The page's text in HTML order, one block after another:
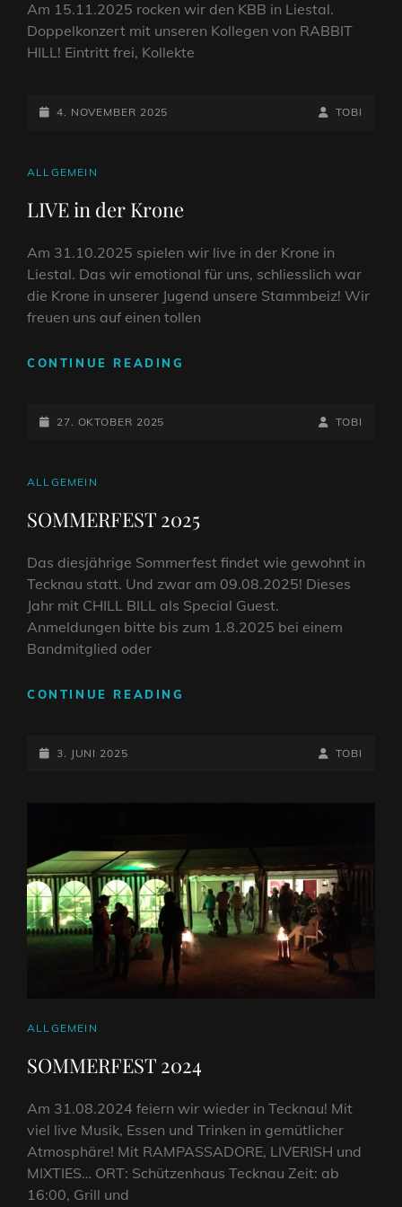
Am 15.11.2025 rocken wir den KBB in Liestal.
Doppelkonzert mit unseren Kollegen von RABBIT
HILL! Eintritt frei, Kollekte
POSTED-
4. NOVEMBER 2025
BY
BYLINE
TOBI
CAT
ALLGEMEIN
LIVE in der Krone
Am 31.10.2025 spielen wir live in der Krone in
Liestal. Das wir emotional für uns, schliesslich war
die Krone in unserer Jugend unsere Stammbeiz! Wir
freuen uns auf einen tollen
CONTINUE READING
POSTED-
27. OKTOBER 2025
BY
BYLINE
TOBI
CAT
ALLGEMEIN
SOMMERFEST 2025
Das diesjährige Sommerfest findet wie gewohnt in
Tecknau statt. Und zwar am 09.08.2025! Dieses
Jahr mit CHILL BILL als Special Guest.
Anmeldungen bitte bis zum 1.8.2025 bei einem
Bandmitglied oder
CONTINUE READING
POSTED-
3. JUNI 2025
BY
BYLINE
TOBI
CAT
ALLGEMEIN
SOMMERFEST 2024
Am 31.08.2024 feiern wir wieder in Tecknau! Mit
viel live Musik, Essen und Trinken in gemütlicher
Atmosphäre! Mit RAMPASSADORE, LIVERISH und
MIXTIES… ORT: Schützenhaus Tecknau Zeit: ab
16:00, Grill und